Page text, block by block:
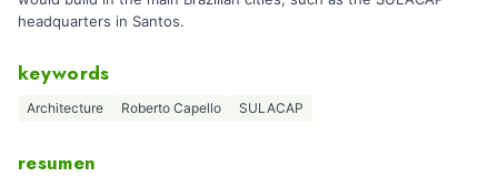
headquarters in Santos.
keywords
Architecture Roberto Capello SULACAP
resumen